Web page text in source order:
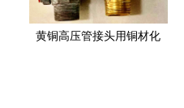
黄铜高压管接头用铜材化